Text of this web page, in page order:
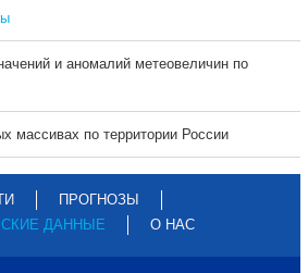
и аномалий метеовеличин по
массивах по территории России
ПРОГНОЗЫ
ДАННЫЕ
О НАС